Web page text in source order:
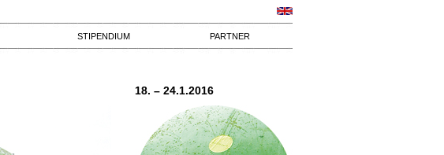
STIPENDIUM PARTNER
18. – 24.1.2016